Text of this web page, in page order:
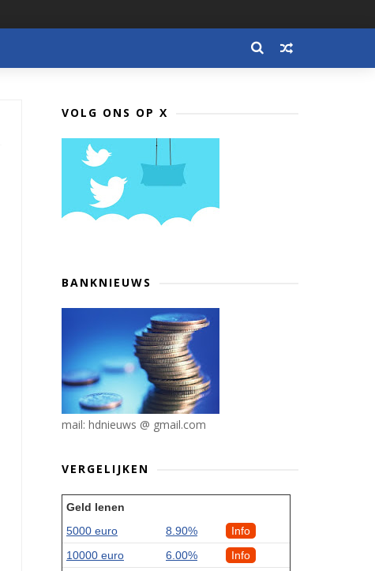
VOLG ONS OP X
BANKNIEUWS
mail: hdnieuws @ gmail.com
VERGELIJKEN
Geld lenen
5000 euro
8.90%
Info
10000 euro
6.00%
Info